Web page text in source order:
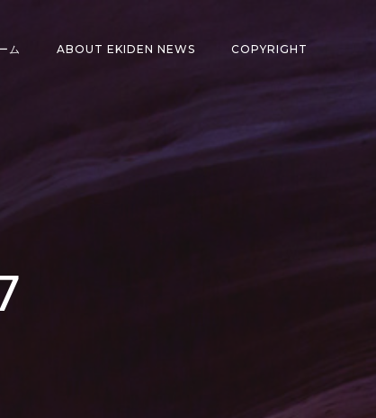
ム ABOUT EKIDEN NEWS COPYRIGHT